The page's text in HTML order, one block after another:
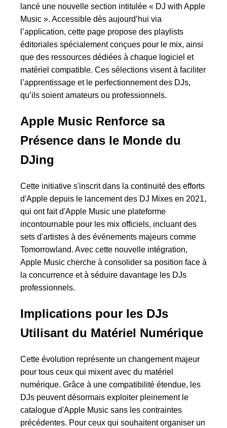
lancé une nouvelle section intitulée « DJ with Apple
Music ». Accessible dès aujourd’hui via
l’application, cette page propose des playlists
éditoriales spécialement conçues pour le mix, ainsi
que des ressources dédiées à chaque logiciel et
matériel compatible. Ces sélections visent à faciliter
l’apprentissage et le perfectionnement des DJs,
qu’ils soient amateurs ou professionnels.
Apple Music Renforce sa
Présence dans le Monde du
DJing
Cette initiative s'inscrit dans la continuité des efforts
d'Apple depuis le lancement des DJ Mixes en 2021,
qui ont fait d'Apple Music une plateforme
incontournable pour les mix officiels, incluant des
sets d'artistes à des événements majeurs comme
Tomorrowland. Avec cette nouvelle intégration,
Apple Music cherche à consolider sa position face à
la concurrence et à séduire davantage les DJs
professionnels.
Implications pour les DJs
Utilisant du Matériel Numérique
Cette évolution représente un changement majeur
pour tous ceux qui mixent avec du matériel
numérique. Grâce à une compatibilité étendue, les
DJs peuvent désormais exploiter pleinement le
catalogue d'Apple Music sans les contraintes
précédentes. Pour ceux qui souhaitent organiser un